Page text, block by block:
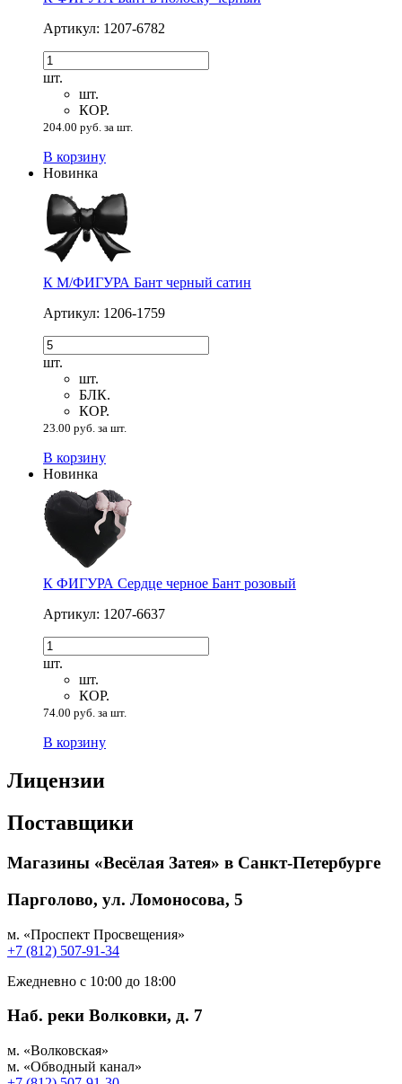
Артикул: 1207-6782
шт.
шт.
КОР.
204.00 руб. за шт.
В корзину
Новинка
К М/ФИГУРА Бант черный сатин
Артикул: 1206-1759
шт.
шт.
БЛК.
КОР.
23.00 руб. за шт.
В корзину
Новинка
К ФИГУРА Сердце черное Бант розовый
Артикул: 1207-6637
шт.
шт.
КОР.
74.00 руб. за шт.
В корзину
Лицензии
Поставщики
Магазины «Весёлая Затея» в Санкт-Петербурге
Парголово, ул. Ломоносова, 5
м. «Проспект Просвещения»
+7 (812) 507-91-34
Ежедневно с 10:00 до 18:00
Наб. реки Волковки, д. 7
м. «Волковская»
м. «Обводный канал»